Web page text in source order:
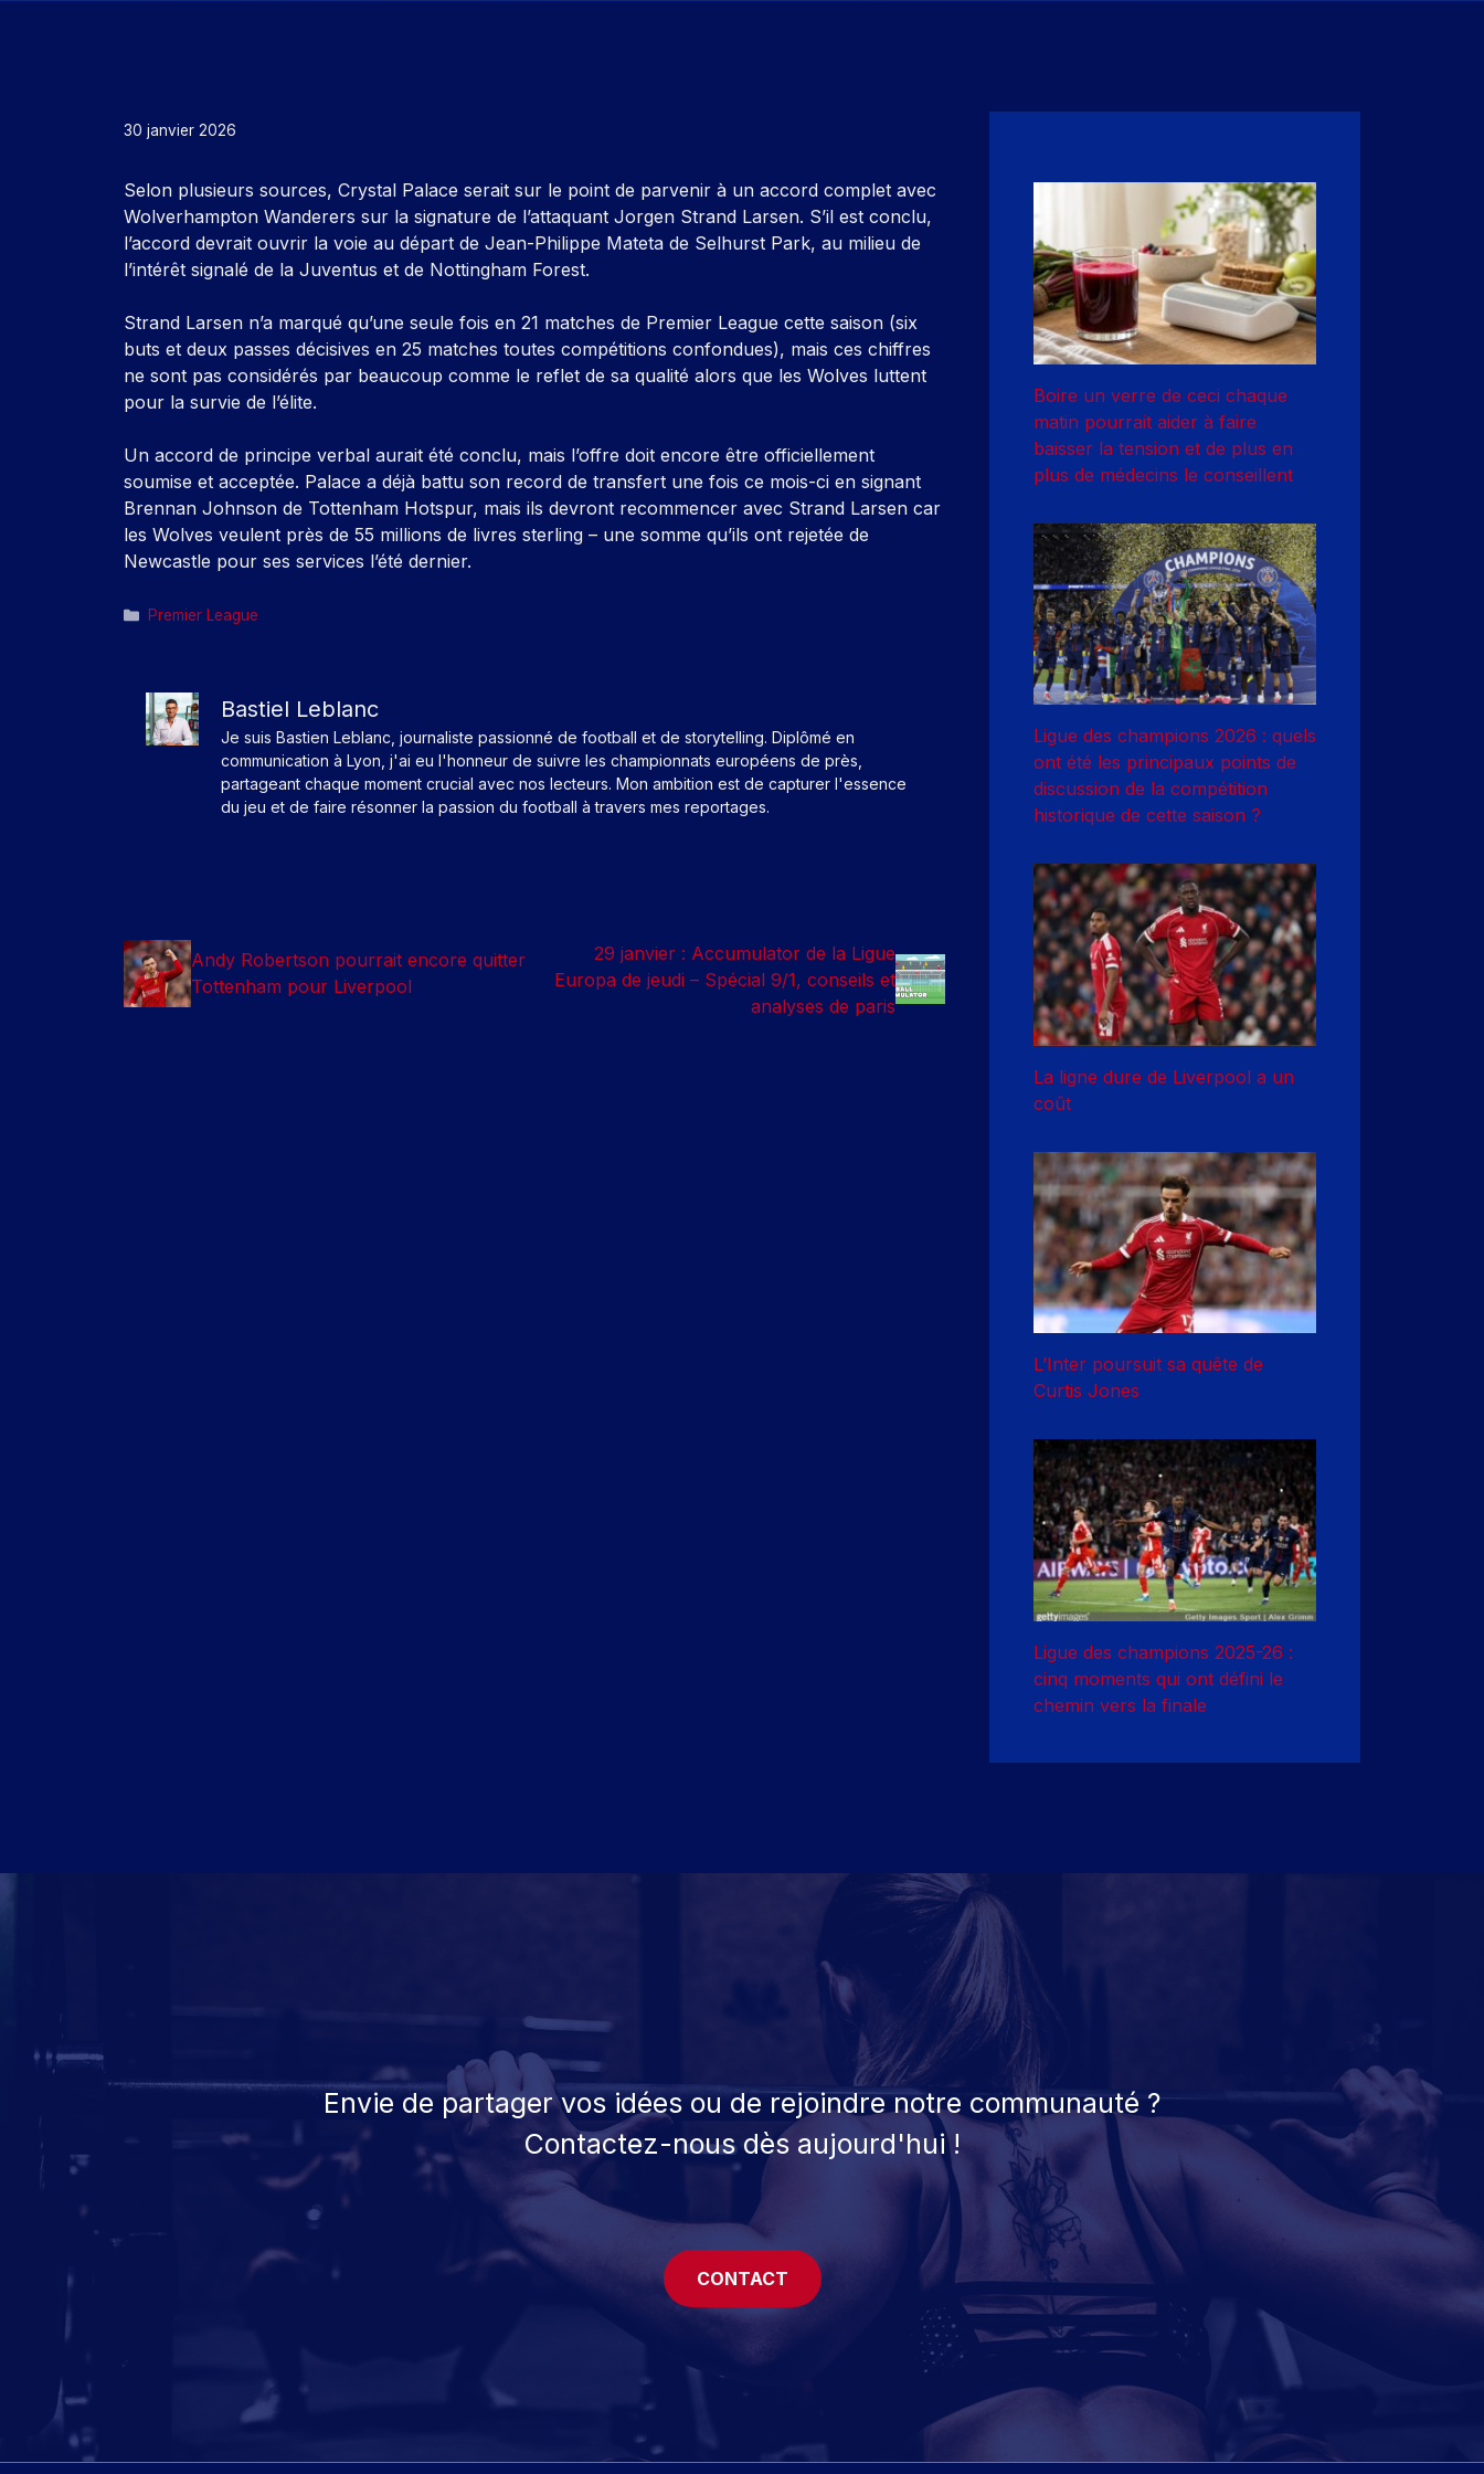
30 janvier 2026
Selon plusieurs sources, Crystal Palace serait sur le point de parvenir à un accord complet avec
Wolverhampton Wanderers sur la signature de l’attaquant Jorgen Strand Larsen. S’il est conclu,
l’accord devrait ouvrir la voie au départ de Jean-Philippe Mateta de Selhurst Park, au milieu de
l’intérêt signalé de la Juventus et de Nottingham Forest.
Strand Larsen n’a marqué qu’une seule fois en 21 matches de Premier League cette saison (six
buts et deux passes décisives en 25 matches toutes compétitions confondues), mais ces chiffres
ne sont pas considérés par beaucoup comme le reflet de sa qualité alors que les Wolves luttent
pour la survie de l’élite.
Un accord de principe verbal aurait été conclu, mais l’offre doit encore être officiellement
soumise et acceptée. Palace a déjà battu son record de transfert une fois ce mois-ci en signant
Brennan Johnson de Tottenham Hotspur, mais ils devront recommencer avec Strand Larsen car
les Wolves veulent près de 55 millions de livres sterling – une somme qu’ils ont rejetée de
Newcastle pour ses services l’été dernier.
Catégories
Premier League
Bastiel Leblanc
Je suis Bastien Leblanc, journaliste passionné de football et de storytelling. Diplômé en
communication à Lyon, j'ai eu l'honneur de suivre les championnats européens de près,
partageant chaque moment crucial avec nos lecteurs. Mon ambition est de capturer l'essence
du jeu et de faire résonner la passion du football à travers mes reportages.
Andy Robertson pourrait encore quitter
Tottenham pour Liverpool
29 janvier : Accumulator de la Ligue
Europa de jeudi – Spécial 9/1, conseils et
analyses de paris
Boire un verre de ceci chaque
matin pourrait aider à faire
baisser la tension et de plus en
plus de médecins le conseillent
Ligue des champions 2026 : quels
ont été les principaux points de
discussion de la compétition
historique de cette saison ?
La ligne dure de Liverpool a un
coût
L’Inter poursuit sa quête de
Curtis Jones
Ligue des champions 2025-26 :
cinq moments qui ont défini le
chemin vers la finale
Envie de partager vos idées ou de rejoindre notre communauté ?
Contactez-nous dès aujourd'hui !
CONTACT